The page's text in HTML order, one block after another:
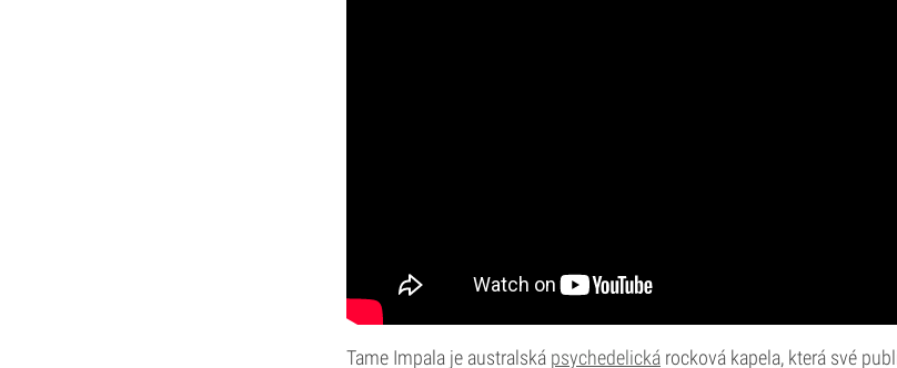
Tame Impala je australská psychedelická rocková kapela, která své